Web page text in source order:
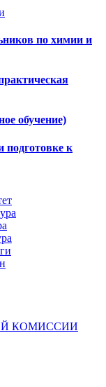
по химии и
обучение)
подготовке к
КОМИССИИ